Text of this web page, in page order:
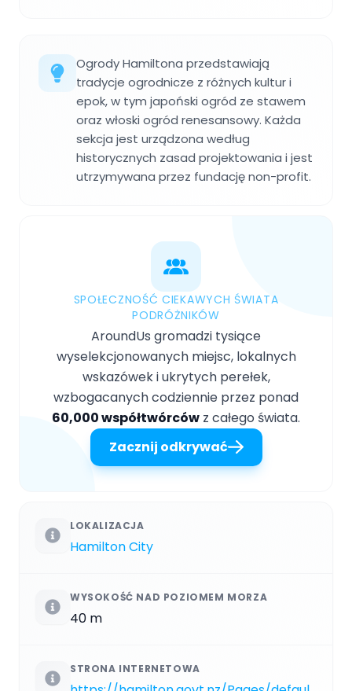
Ogrody Hamiltona przedstawiają
tradycje ogrodnicze z różnych kultur i
epok, w tym japoński ogród ze stawem
oraz włoski ogród renesansowy. Każda
sekcja jest urządzona według
historycznych zasad projektowania i jest
utrzymywana przez fundację non-profit.
SPOŁECZNOŚĆ CIEKAWYCH ŚWIATA
PODRÓŻNIKÓW
AroundUs gromadzi tysiące
wyselekcjonowanych miejsc, lokalnych
wskazówek i ukrytych perełek,
wzbogacanych codziennie przez ponad
60,000 współtwórców z całego świata.
Zacznij odkrywać
LOKALIZACJA
Hamilton City
WYSOKOŚĆ NAD POZIOMEM MORZA
40 m
STRONA INTERNETOWA